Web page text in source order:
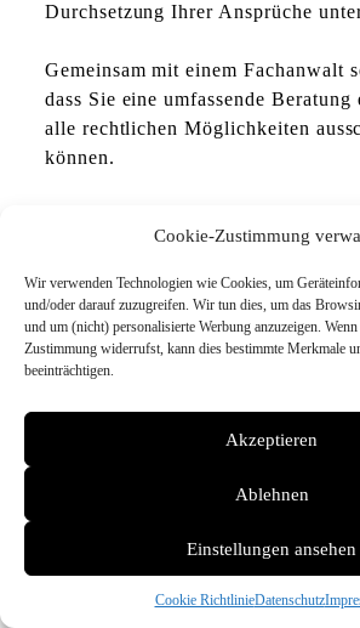
Cookie-Zustimmung
Wir verwenden Technologien wie Cookies, um
und/oder darauf zuzugreifen. Wir tun dies, um das
und um (nicht) personalisierte Werbung anzuzeigen.
Zustimmung widerrufst, kann dies bestimmte Merkmale
beeinträchtigen.
Akzeptieren
Ablehnen
Einstellungen ansehen
Cookie RichtlinieDatenschutz
Durchsetzung Ihrer Ansprüche
Gemeinsam mit einem Fachanwalt
dass Sie eine umfassende Beratung
alle rechtlichen Möglichkeiten
können.
Welche Rechte habe
Als Unfallgeschädigter haben Sie
Rechte, die es zu beachten gilt:
Das Recht auf die Wahl eines
Das Recht auf vollständige
Unfallverursachers,
Übernahme der